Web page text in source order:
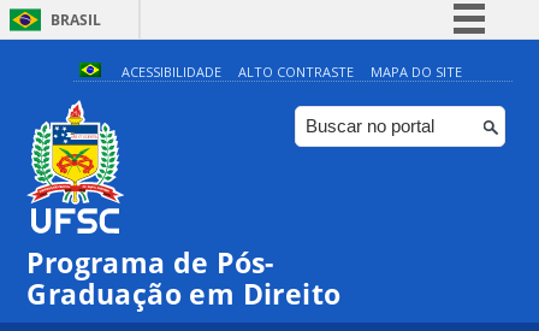
BRASIL
Simplifique!
Comunica BR
Participe
ACESSIBILIDADE ALTO CONTRASTE MAPA DO SITE
Programa de Pós-
Graduação em Direito